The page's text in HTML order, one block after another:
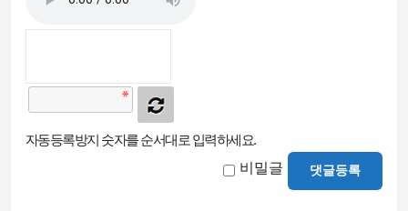
자동등록방지 숫자를 순서대로 입력하세요.
비밀글 댓글등록